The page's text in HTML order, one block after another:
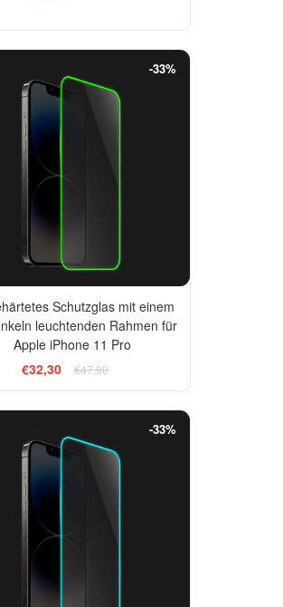
-33%
Schutzglas mit einem
leuchtenden Rahmen für
Apple iPhone 11 Pro
€32,30
€47,90
-33%